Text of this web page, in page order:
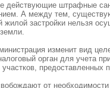
действующие штрафные
А между тем,
застройки нельзя
изменит вид
орган для учета
предоставленных
от